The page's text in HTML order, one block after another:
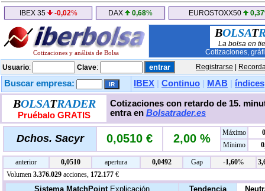
IBEX 35 -0,02% DAX 0,68% EUROSTOXX50 0,37
Cotizaciones y análisis de Bolsa
BOLSAT
La bolsa en
Cotizaciones,
Usuario: Clave: Registrarse
Buscar empresa: IBEX Continuo MAB índices
BOLSATRADER
Pruébalo GRATIS
Cotizaciones con retardo de 15.
entra en Bolsatrader.es
Dchos. Sacyr 0,0510 € 2,00 % Máximo
Mínimo
anterior 0,0510 apertura 0,0492 Gap -1,60%
Volumen 3.376.029 acciones, 172.177 €